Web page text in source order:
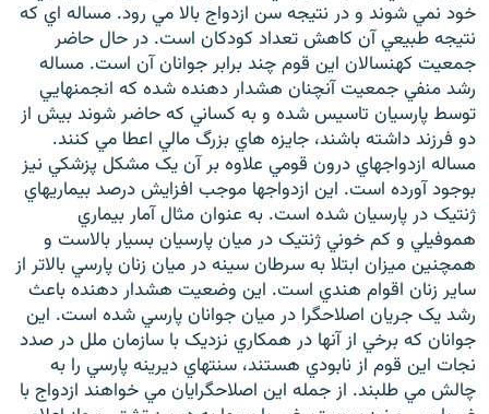
خود نمي شوند و در نتيجه سن ازدواج بالا مي رود. مساله اي که
نتيجه طبيعي آن کاهش تعداد کودکان است. در حال حاضر
جمعيت کهنسالان اين قوم چند برابر جوانان آن است. مساله
رشد منفي جمعيت آنچنان هشدار دهنده شده که انجمنهايي
توسط پارسيان تاسيس شده و به کساني که حاضر شوند بيش از
دو فرزند داشته باشند، جايزه هاي بزرگ مالي اعطا مي کنند.
مساله ازدواجهاي درون قومي علاوه بر آن يک مشکل پزشکي نيز
بوجود آورده است. اين ازدواجها موجب افزايش درصد بيماريهاي
ژنتيک در پارسيان شده است. به عنوان مثال آمار بيماري
هموفيلي و کم خوني ژنتيک در ميان پارسيان بسيار بالاست و
همچنين ميزان ابتلا به سرطان سينه در ميان زنان پارسي بالاتر از
ساير زنان اقوام هندي است. اين وضعيت هشدار دهنده باعث
رشد يک جريان اصلاحگرا در ميان جوانان پارسي شده است. اين
جوانان که برخي از آنها در همکاري نزديک با سازمان ملل در صدد
نجات اين قوم از نابودي هستند، سنتهاي ديرينه پارسي را به
چالش مي طلبند. از جمله اين اصلاحگرايان مي خواهند ازدواج با